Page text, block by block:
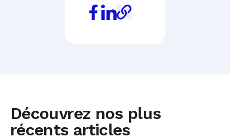
Découvrez nos plus
récents articles